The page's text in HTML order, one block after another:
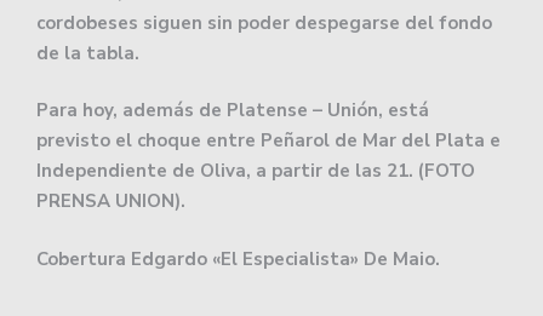
cordobeses siguen sin poder despegarse del fondo
de la tabla.
Para hoy, además de Platense – Unión, está
previsto el choque entre Peñarol de Mar del Plata e
Independiente de Oliva, a partir de las 21. (FOTO
PRENSA UNION).
Cobertura Edgardo «El Especialista» De Maio.